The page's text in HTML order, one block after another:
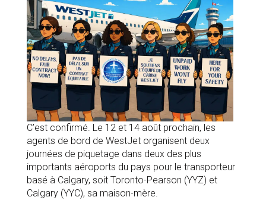
C’est confirmé. Le 12 et 14 août prochain, les
agents de bord de WestJet organisent deux
journées de piquetage dans deux des plus
importants aéroports du pays pour le transporteur
basé à Calgary, soit Toronto-Pearson (YYZ) et
Calgary (YYC), sa maison-mère.